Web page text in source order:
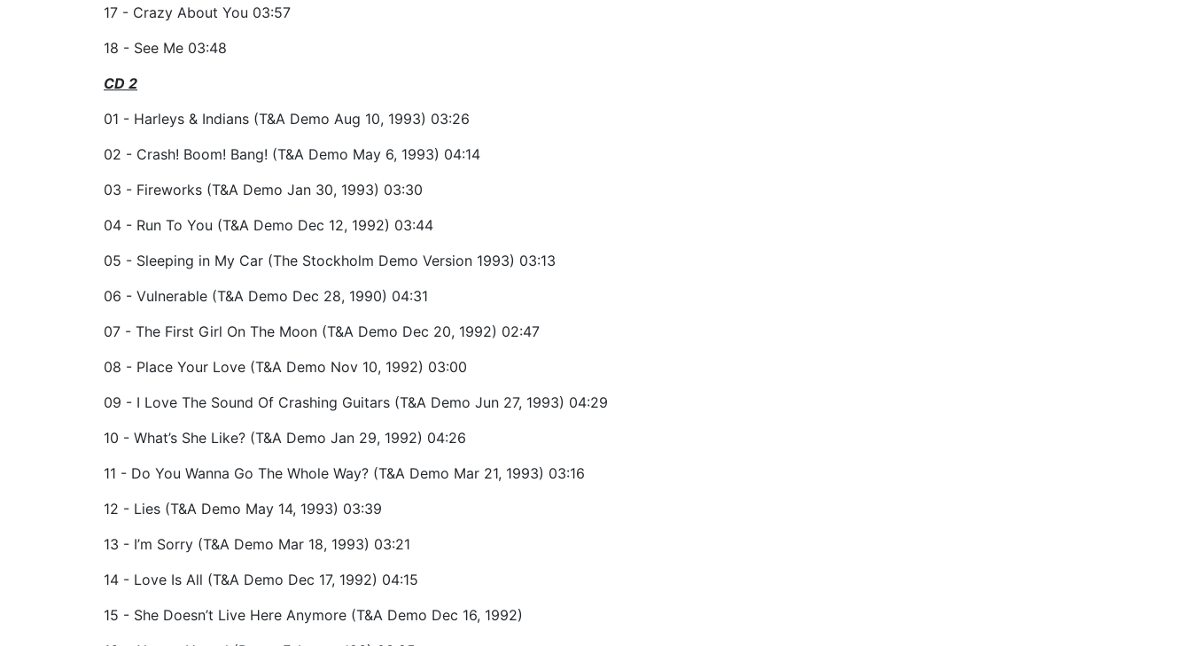
17 - Crazy About You 03:57
18 - See Me 03:48
CD 2
01 - Harleys & Indians (T&A Demo Aug 10, 1993) 03:26
02 - Crash! Boom! Bang! (T&A Demo May 6, 1993) 04:14
03 - Fireworks (T&A Demo Jan 30, 1993) 03:30
04 - Run To You (T&A Demo Dec 12, 1992) 03:44
05 - Sleeping in My Car (The Stockholm Demo Version 1993) 03:13
06 - Vulnerable (T&A Demo Dec 28, 1990) 04:31
07 - The First Girl On The Moon (T&A Demo Dec 20, 1992) 02:47
08 - Place Your Love (T&A Demo Nov 10, 1992) 03:00
09 - I Love The Sound Of Crashing Guitars (T&A Demo Jun 27, 1993) 04:29
10 - What’s She Like? (T&A Demo Jan 29, 1992) 04:26
11 - Do You Wanna Go The Whole Way? (T&A Demo Mar 21, 1993) 03:16
12 - Lies (T&A Demo May 14, 1993) 03:39
13 - I’m Sorry (T&A Demo Mar 18, 1993) 03:21
14 - Love Is All (T&A Demo Dec 17, 1992) 04:15
15 - She Doesn’t Live Here Anymore (T&A Demo Dec 16, 1992)